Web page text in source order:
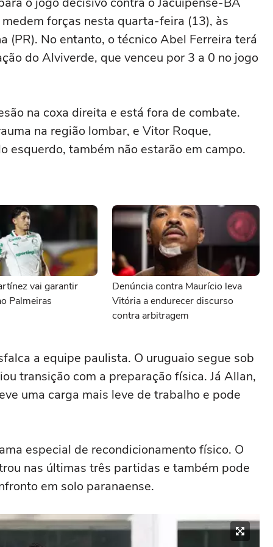
forças nesta quarta-feira (13), às
(PR). No entanto, o técnico Abel Ferreira terá
do Alviverde, que venceu por 3 a 0 no jogo
na coxa direita e está fora de combate.
na região lombar, e Vitor Roque,
esquerdo, também não estarão em campo.
vai garantir
Palmeiras
Denúncia contra Maurício leva
Vitória a endurecer discurso
contra arbitragem
a equipe paulista. O uruguaio segue sob
transição com a preparação física. Já Allan,
uma carga mais leve de trabalho e pode
especial de recondicionamento físico. O
nas últimas três partidas e também pode
em solo paranaense.